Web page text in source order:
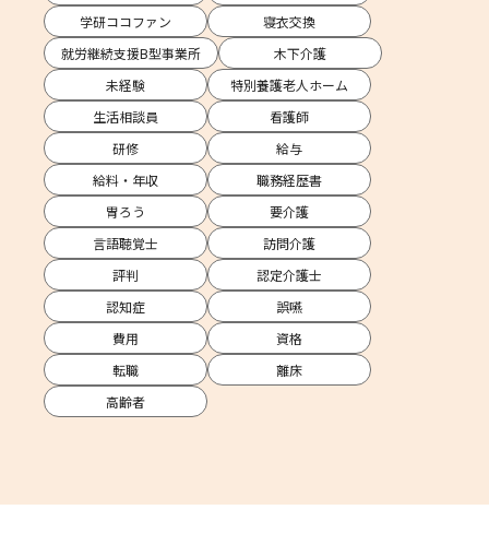
学研ココファン
寝衣交換
就労継続支援B型事業所
木下介護
未経験
特別養護老人ホーム
生活相談員
看護師
研修
給与
給料・年収
職務経歴書
胃ろう
要介護
言語聴覚士
訪問介護
評判
認定介護士
認知症
誤嚥
費用
資格
転職
離床
高齢者